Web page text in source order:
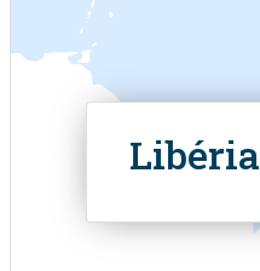
Libéria